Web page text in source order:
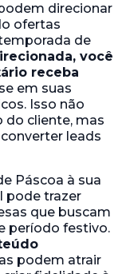
direcionar
ofertas
de
você
receba
em suas
Isso não
do cliente, mas
leads
Páscoa à sua
pode trazer
que buscam
período festivo.
podem atrair